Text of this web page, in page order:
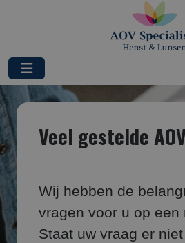
Veel gestelde
Wij hebben de
vragen voor u op een
Staat uw vraag er